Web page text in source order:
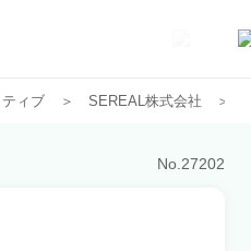
覧
ィブ SEREAL株式会社
No.27202